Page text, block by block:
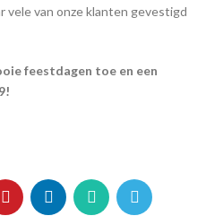
vele van onze klanten gevestigd
feestdagen toe en een